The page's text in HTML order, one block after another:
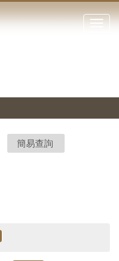
點
閉
站
停、
圖
圖
結
簡易查詢